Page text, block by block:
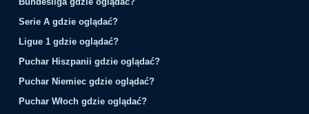
Serie A gdzie oglądać?
Ligue 1 gdzie oglądać?
Puchar Hiszpanii gdzie oglądać?
Puchar Niemiec gdzie oglądać?
Puchar Włoch gdzie oglądać?